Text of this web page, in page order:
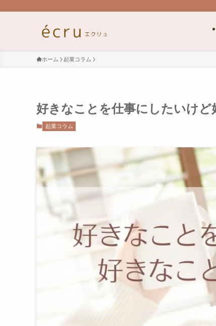
ホーム 起業コラム
好きなことを仕事にしたいけ
起業コラム